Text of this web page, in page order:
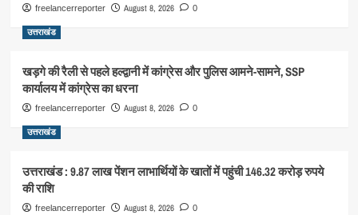
freelancerreporter August 8, 2026 0
उत्तराखंड
खड़गे की रैली से पहले हल्द्वानी में कांग्रेस और पुलिस आमने-सामने, SSP
कार्यालय में कांग्रेस का धरना
freelancerreporter August 8, 2026 0
उत्तराखंड
उत्तराखंड : 9.87 लाख पेंशन लाभार्थियों के खातों में पहुंची 146.32 करोड़ रुपये
की राशि
freelancerreporter August 8, 2026 0